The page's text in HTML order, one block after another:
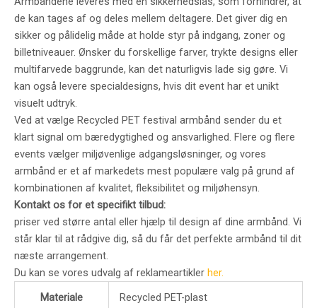
de kan tages af og deles mellem deltagere. Det giver dig en
sikker og pålidelig måde at holde styr på indgang, zoner og
billetniveauer. Ønsker du forskellige farver, trykte designs eller
multifarvede baggrunde, kan det naturligvis lade sig gøre. Vi
kan også levere specialdesigns, hvis dit event har et unikt
visuelt udtryk.
Ved at vælge Recycled PET festival armbånd sender du et
klart signal om bæredygtighed og ansvarlighed. Flere og flere
events vælger miljøvenlige adgangsløsninger, og vores
armbånd er et af markedets mest populære valg på grund af
kombinationen af kvalitet, fleksibilitet og miljøhensyn.
Kontakt os for et specifikt tilbud:
priser ved større antal eller hjælp til design af dine armbånd. Vi
står klar til at rådgive dig, så du får det perfekte armbånd til dit
næste arrangement.
Du kan se vores udvalg af reklameartikler her.
Materiale
Recycled PET-plast